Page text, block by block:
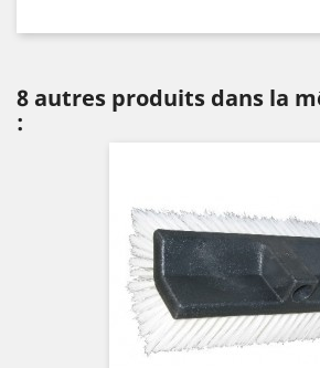
8 autres produits dans la
: